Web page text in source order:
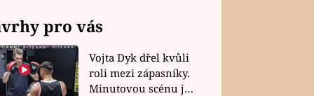
pro vás
Vojta Dyk dřel kvůli
roli mezi zápasníky.
Minutovou scénu jel